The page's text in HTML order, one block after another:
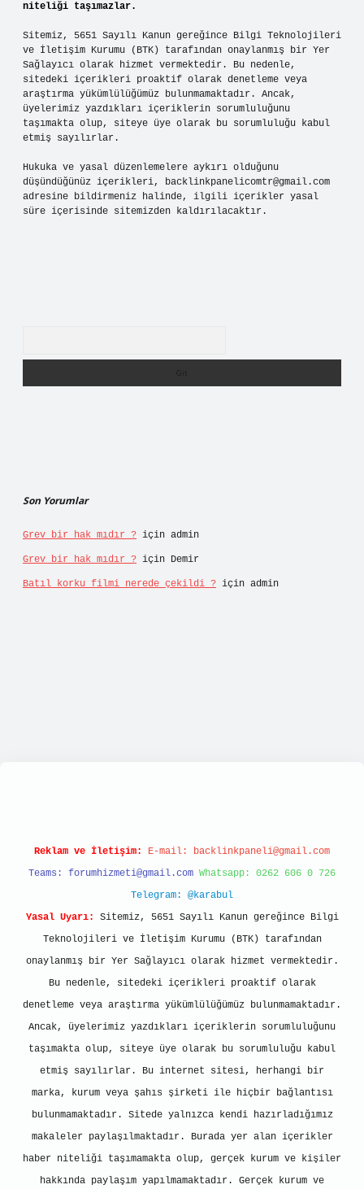
niteliği taşımazlar.
Sitemiz, 5651 Sayılı Kanun gereğince Bilgi Teknolojileri
ve İletişim Kurumu (BTK) tarafından onaylanmış bir Yer
Sağlayıcı olarak hizmet vermektedir. Bu nedenle,
sitedeki içerikleri proaktif olarak denetleme veya
araştırma yükümlülüğümüz bulunmamaktadır. Ancak,
üyelerimiz yazdıkları içeriklerin sorumluluğunu
taşımakta olup, siteye üye olarak bu sorumluluğu kabul
etmiş sayılırlar.
Hukuka ve yasal düzenlemelere aykırı olduğunu
düşündüğünüz içerikleri, backlinkpanelicomtr@gmail.com
adresine bildirmeniz halinde, ilgili içerikler yasal
süre içerisinde sitemizden kaldırılacaktır.
Son Yorumlar
Grev bir hak mıdır ? için admin
Grev bir hak mıdır ? için Demir
Batıl korku filmi nerede çekildi ? için admin
Reklam ve İletişim: E-mail: backlinkpaneli@gmail.com
Teams: forumhizmeti@gmail.com Whatsapp: 0262 606 0 726
Telegram: @karabul
Yasal Uyarı:
Sitemiz, 5651 Sayılı Kanun gereğince Bilgi
Teknolojileri ve İletişim Kurumu (BTK) tarafından
onaylanmış bir Yer Sağlayıcı olarak hizmet vermektedir.
Bu nedenle, sitedeki içerikleri proaktif olarak
denetleme veya araştırma yükümlülüğümüz bulunmamaktadır.
Ancak, üyelerimiz yazdıkları içeriklerin sorumluluğunu
taşımakta olup, siteye üye olarak bu sorumluluğu kabul
etmiş sayılırlar. Bu internet sitesi, herhangi bir
marka, kurum veya şahıs şirketi ile hiçbir bağlantısı
bulunmamaktadır. Sitede yalnızca kendi hazırladığımız
makaleler paylaşılmaktadır. Burada yer alan içerikler
haber niteliği taşımamakta olup, gerçek kurum ve kişiler
hakkında paylaşım yapılmamaktadır. Gerçek kurum ve